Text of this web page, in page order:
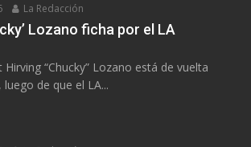
La Redacción
Lozano ficha por el LA
“Chucky” Lozano está de vuelta
luego de que el LA...